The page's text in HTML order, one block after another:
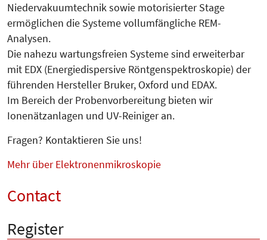
Niedervakuumtechnik sowie motorisierter Stage
ermöglichen die Systeme vollumfängliche REM-
Analysen.
Die nahezu wartungsfreien Systeme sind erweiterbar
mit EDX (Energiedispersive Röntgenspektroskopie) der
führenden Hersteller Bruker, Oxford und EDAX.
Im Bereich der Probenvorbereitung bieten wir
Ionenätzanlagen und UV-Reiniger an.
Fragen? Kontaktieren Sie uns!
Mehr über Elektronenmikroskopie
Contact
Register